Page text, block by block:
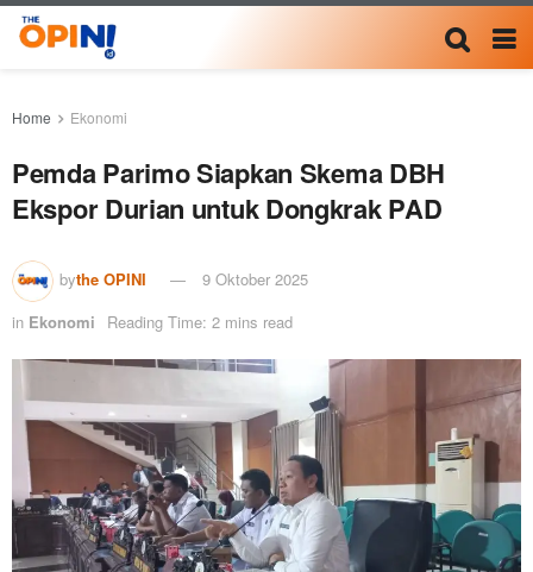
Home Ekonomi
Pemda Parimo Siapkan Skema DBH
Ekspor Durian untuk Dongkrak PAD
bythe OPINI
9 Oktober 2025
in Ekonomi Reading Time: 2 mins read